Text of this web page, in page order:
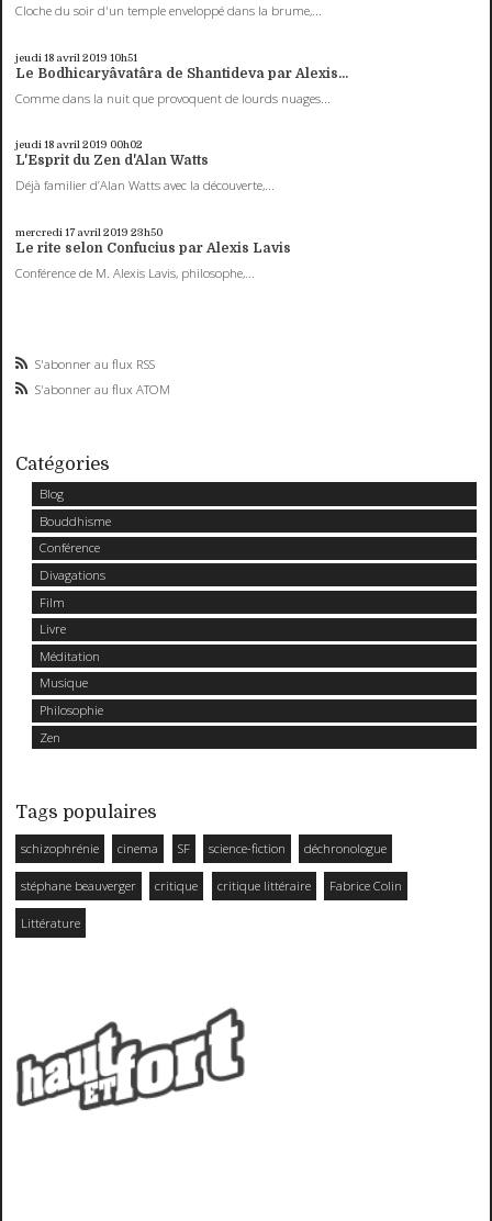
Cloche du soir d'un temple enveloppé dans la brume,...
jeudi 18 avril 2019 10h51
Le Bodhicaryâvatâra de Shantideva par Alexis...
Comme dans la nuit que provoquent de lourds nuages...
jeudi 18 avril 2019 00h02
L'Esprit du Zen d'Alan Watts
Déjà familier d’Alan Watts avec la découverte,...
mercredi 17 avril 2019 23h50
Le rite selon Confucius par Alexis Lavis
Conférence de M. Alexis Lavis, philosophe,...
S'abonner au flux RSS
S'abonner au flux ATOM
Catégories
Blog
Bouddhisme
Conférence
Divagations
Film
Livre
Méditation
Musique
Philosophie
Zen
Tags populaires
schizophrénie cinema SF science-fiction déchronologue
stéphane beauverger critique critique littéraire Fabrice Colin
Littérature